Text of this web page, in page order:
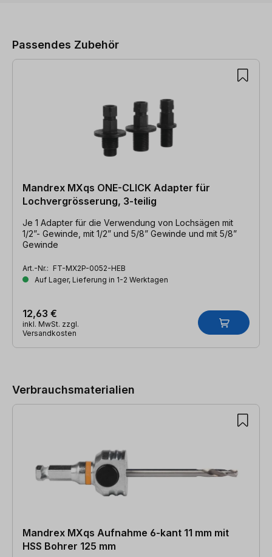
Passendes Zubehör
Mandrex MXqs ONE-CLICK Adapter für
Lochvergrösserung, 3-teilig
Je 1 Adapter für die Verwendung von Lochsägen mit
1/2”- Gewinde, mit 1/2” und 5/8” Gewinde und mit 5/8”
Gewinde
Art.-Nr.: FT-MX2P-0052-HEB
Auf Lager, Lieferung in 1-2 Werktagen
12,63 €
inkl. MwSt. zzgl.
Versandkosten
Verbrauchsmaterialien
Mandrex MXqs Aufnahme 6-kant 11 mm mit
HSS Bohrer 125 mm